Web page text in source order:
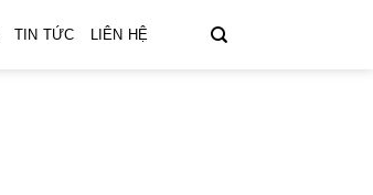
TIN TỨC LIÊN HỆ